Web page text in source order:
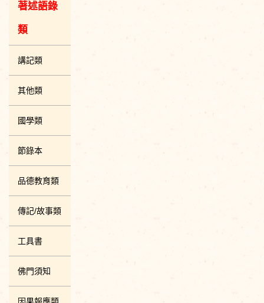
著述語錄
類
講記類
其他類
國學類
節錄本
品德教育類
傳記/故事類
工具書
佛門須知